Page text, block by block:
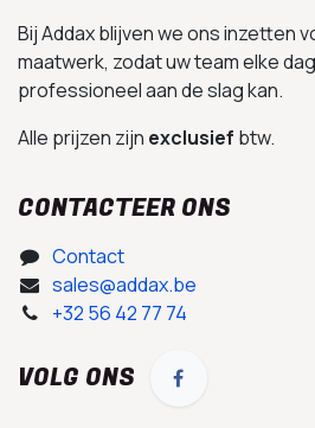
Bij Addax blijven we ons inzetten
maatwerk, zodat uw team elke
professioneel aan de slag kan.
Alle prijzen zijn exclusief btw.
CONTACTEER ONS
Contact
sales@addax.be
+32 56 42 77 74
VOLG ONS